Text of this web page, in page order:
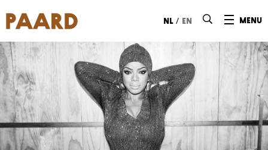
menu
nl / en